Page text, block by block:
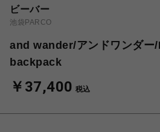
ビーバー
池袋PARCO
and wander/アンドワンダー
backpack
￥37,400 税込